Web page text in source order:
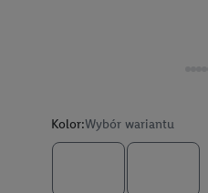
Kolor:Wybór wariantu